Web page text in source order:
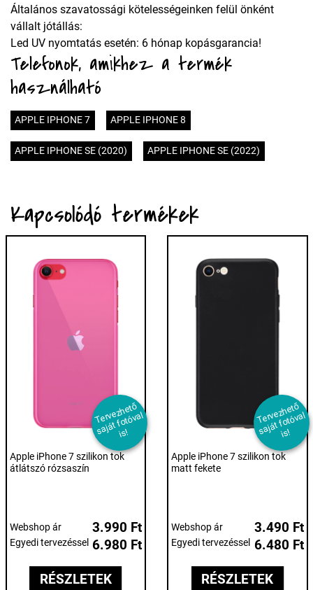
Általános szavatossági kötelességeinken felül önként
vállalt jótállás:
Led UV nyomtatás esetén: 6 hónap kopásgarancia!
Telefonok, amikhez a termék
használható
APPLE IPHONE 7 APPLE IPHONE 8
APPLE IPHONE SE (2020) APPLE IPHONE SE (2022)
Kapcsolódó termékek
T
er
v
e
z
h
et
ő
s
aj
át f
ot
ó
v
al
i
s!
Apple iPhone 7 szilikon tok
átlátszó rózsaszín
Webshop ár 3.990 Ft
Egyedi tervezéssel 6.980 Ft
RÉSZLETEK
T
er
v
e
z
h
et
ő
s
aj
át f
ot
ó
v
al
i
s!
Apple iPhone 7 szilikon tok
matt fekete
Webshop ár 3.490 Ft
Egyedi tervezéssel 6.480 Ft
RÉSZLETEK